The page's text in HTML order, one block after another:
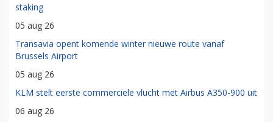
staking
05 aug 26
Transavia opent komende winter nieuwe route vanaf
Brussels Airport
05 aug 26
KLM stelt eerste commerciële vlucht met Airbus A350-900 uit
06 aug 26